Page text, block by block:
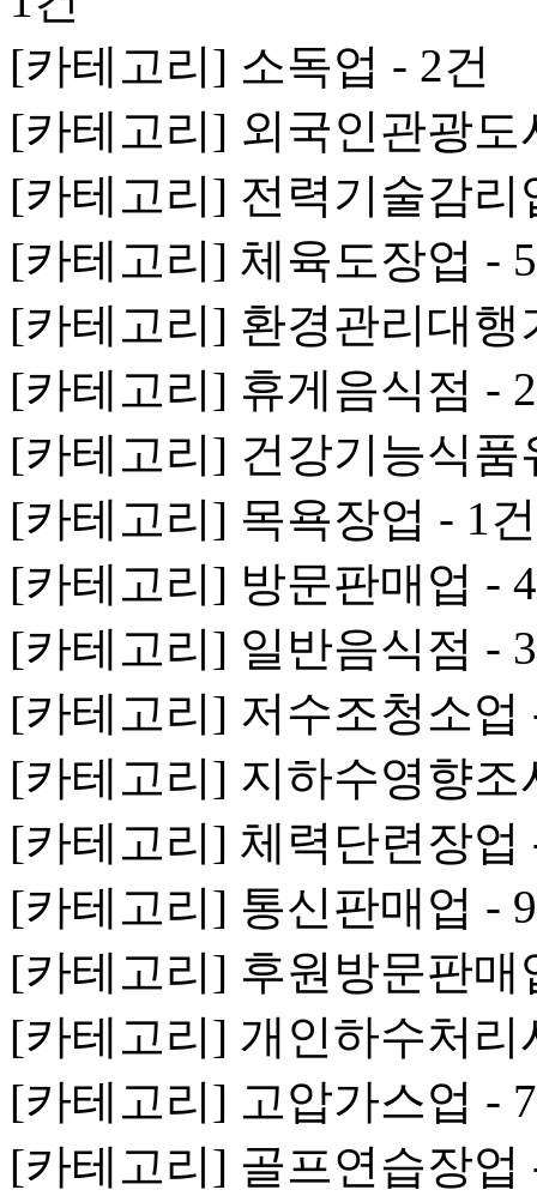
[카테고리] 소독업 - 2건
[카테고리] 외국인관광도
[카테고리] 전력기술감리
[카테고리] 체육도장업 -
[카테고리] 환경관리대행
[카테고리] 휴게음식점 -
[카테고리] 건강기능식
[카테고리] 목욕장업 - 1건
[카테고리] 방문판매업 -
[카테고리] 일반음식점 -
[카테고리] 저수조청소업
[카테고리] 지하수영향조
[카테고리] 체력단련장업
[카테고리] 통신판매업 -
[카테고리] 후원방문판매
[카테고리] 개인하수처
[카테고리] 고압가스업 -
[카테고리] 골프연습장업